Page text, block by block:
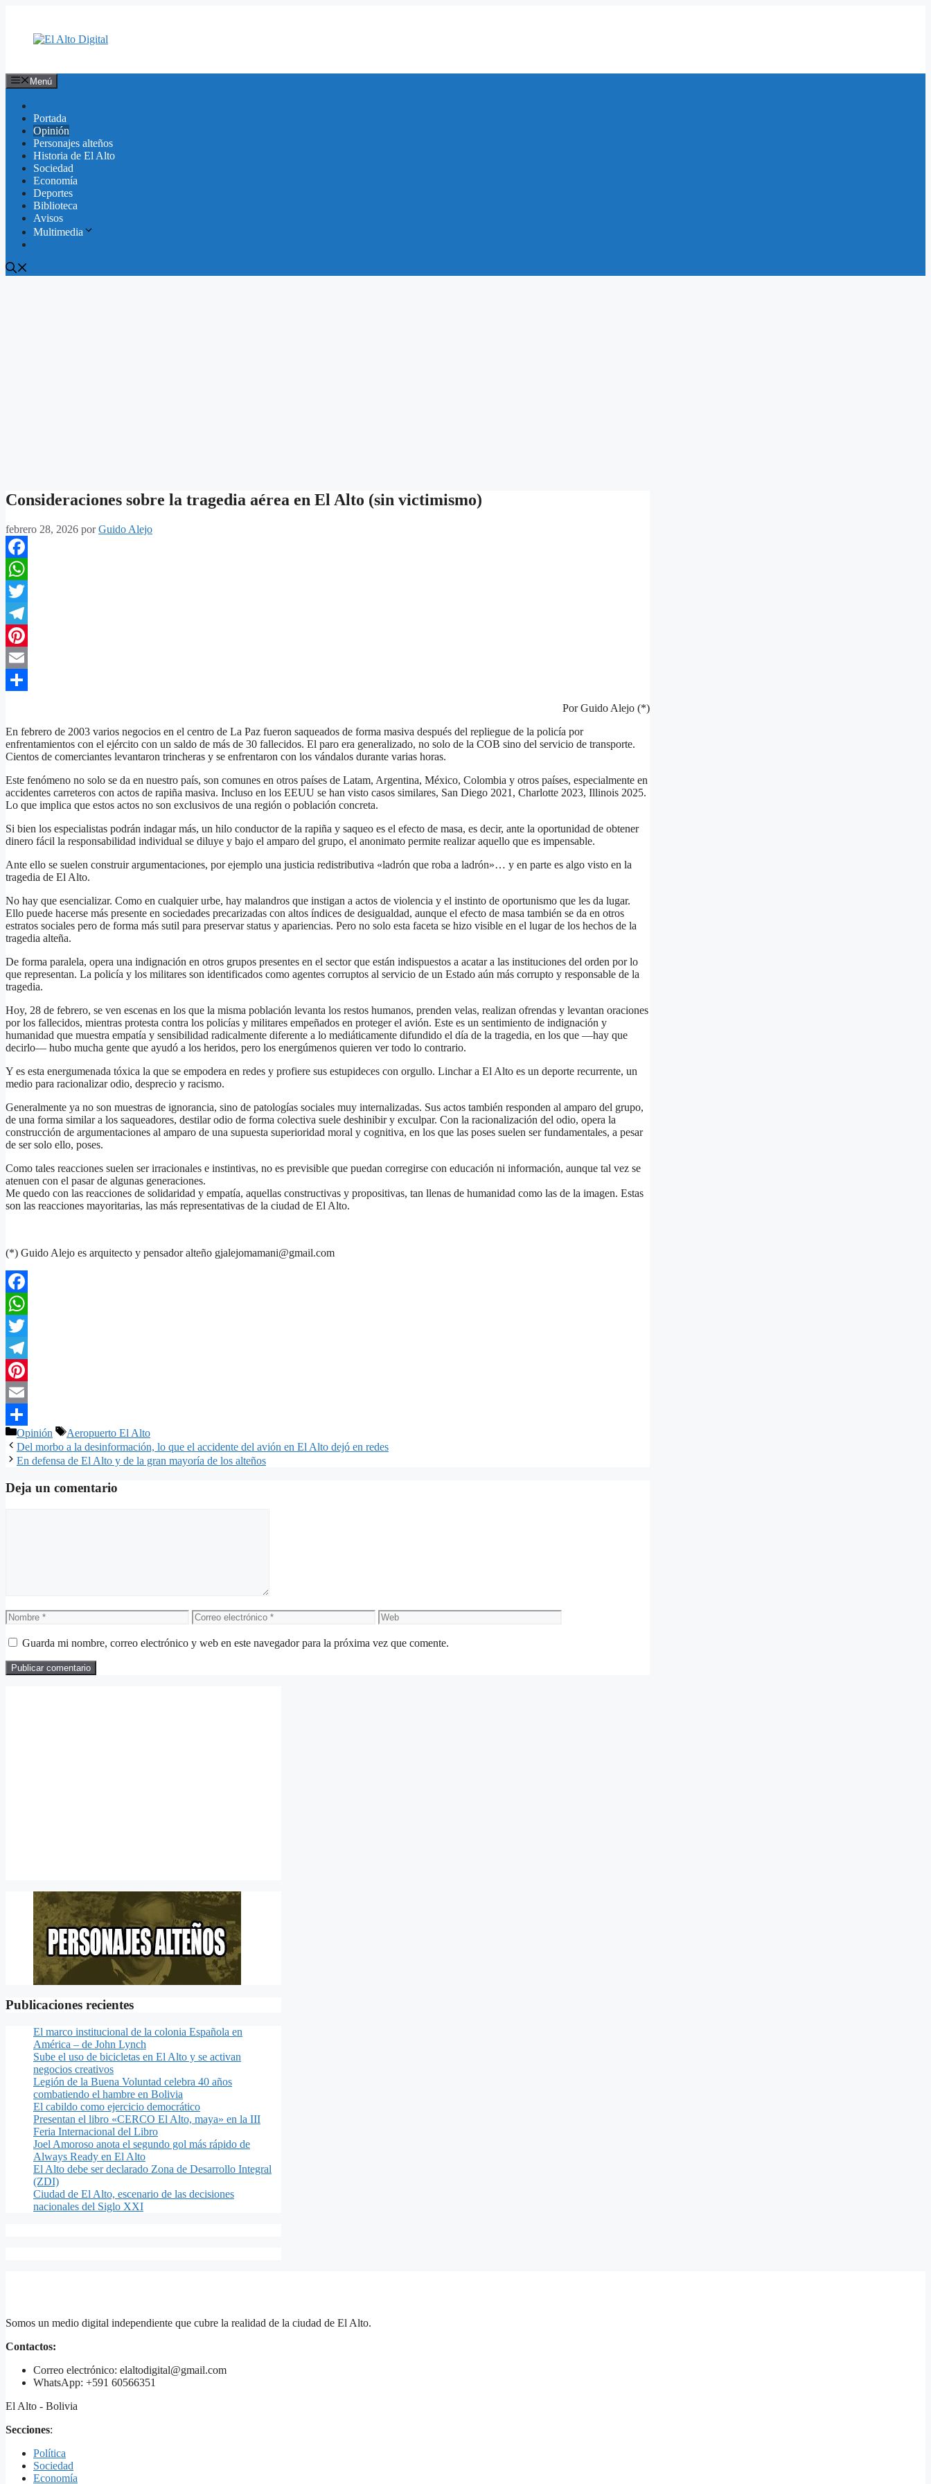
contenido
Menú
Portada
Opinión
Personajes alteños
Historia de El Alto
Sociedad
Economía
Deportes
Biblioteca
Avisos
Multimedia
Consideraciones sobre la tragedia aérea en El Alto (sin victimismo)
febrero 28, 2026 porGuido Alejo
Facebook
WhatsApp
Twitter
Telegram
Pinterest
Email
Por Guido Alejo (*)
En febrero de 2003 varios negocios en el centro de La Paz fueron saqueados de forma masiva después del repliegue de la policía por
enfrentamientos con el ejército con un saldo de más de 30 fallecidos. El paro era generalizado, no solo de la COB sino del servicio de transporte.
Cientos de comerciantes levantaron trincheras y se enfrentaron con los vándalos durante varias horas.
Este fenómeno no solo se da en nuestro país, son comunes en otros países de Latam, Argentina, México, Colombia y otros países, especialmente en
accidentes carreteros con actos de rapiña masiva. Incluso en los EEUU se han visto casos similares, San Diego 2021, Charlotte 2023, Illinois 2025.
Lo que implica que estos actos no son exclusivos de una región o población concreta.
Si bien los especialistas podrán indagar más, un hilo conductor de la rapiña y saqueo es el efecto de masa, es decir, ante la oportunidad de obtener
dinero fácil la responsabilidad individual se diluye y bajo el amparo del grupo, el anonimato permite realizar aquello que es impensable.
Ante ello se suelen construir argumentaciones, por ejemplo una justicia redistributiva «ladrón que roba a ladrón»… y en parte es algo visto en la
tragedia de El Alto.
No hay que esencializar. Como en cualquier urbe, hay malandros que instigan a actos de violencia y el instinto de oportunismo que les da lugar.
Ello puede hacerse más presente en sociedades precarizadas con altos índices de desigualdad, aunque el efecto de masa también se da en otros
estratos sociales pero de forma más sutil para preservar status y apariencias. Pero no solo esta faceta se hizo visible en el lugar de los hechos de la
tragedia alteña.
De forma paralela, opera una indignación en otros grupos presentes en el sector que están indispuestos a acatar a las instituciones del orden por lo
que representan. La policía y los militares son identificados como agentes corruptos al servicio de un Estado aún más corrupto y responsable de la
tragedia.
Hoy, 28 de febrero, se ven escenas en los que la misma población levanta los restos humanos, prenden velas, realizan ofrendas y levantan oraciones
por los fallecidos, mientras protesta contra los policías y militares empeñados en proteger el avión. Este es un sentimiento de indignación y
humanidad que muestra empatía y sensibilidad radicalmente diferente a lo mediáticamente difundido el día de la tragedia, en los que —hay que
decirlo— hubo mucha gente que ayudó a los heridos, pero los energúmenos quieren ver todo lo contrario.
Y es esta energumenada tóxica la que se empodera en redes y profiere sus estupideces con orgullo. Linchar a El Alto es un deporte recurrente, un
medio para racionalizar odio, desprecio y racismo.
Generalmente ya no son muestras de ignorancia, sino de patologías sociales muy internalizadas. Sus actos también responden al amparo del grupo,
de una forma similar a los saqueadores, destilar odio de forma colectiva suele deshinibir y exculpar. Con la racionalización del odio, opera la
construcción de argumentaciones al amparo de una supuesta superioridad moral y cognitiva, en los que las poses suelen ser fundamentales, a pesar
de ser solo ello, poses.
Como tales reacciones suelen ser irracionales e instintivas, no es previsible que puedan corregirse con educación ni información, aunque tal vez se
atenuen con el pasar de algunas generaciones.
Me quedo con las reacciones de solidaridad y empatía, aquellas constructivas y propositivas, tan llenas de humanidad como las de la imagen. Estas
son las reacciones mayoritarias, las más representativas de la ciudad de El Alto.
(*) Guido Alejo es arquitecto y pensador alteño gjalejomamani@gmail.com
Facebook
WhatsApp
Twitter
Telegram
Pinterest
Email
Compartir
Categorías
Opinión Etiquetas
Aeropuerto El Alto
Del morbo a la desinformación, lo que el accidente del avión en El Alto dejó en redes
En defensa de El Alto y de la gran mayoría de los alteños
Deja un comentario
Nombre
Correo
electrónico
Web
Guarda mi nombre, correo electrónico y web en este navegador para la próxima vez que comente.
Publicaciones recientes
El marco institucional de la colonia Española en
América – de John Lynch
Sube el uso de bicicletas en El Alto y se activan
negocios creativos
Legión de la Buena Voluntad celebra 40 años
combatiendo el hambre en Bolivia
El cabildo como ejercicio democrático
Presentan el libro «CERCO El Alto, maya» en la III
Feria Internacional del Libro
Joel Amoroso anota el segundo gol más rápido de
Always Ready en El Alto
El Alto debe ser declarado Zona de Desarrollo Integral
(ZDI)
Ciudad de El Alto, escenario de las decisiones
nacionales del Siglo XXI
Somos un medio digital independiente que cubre la realidad de la ciudad de El Alto.
Contactos:
Correo electrónico: elaltodigital@gmail.com
WhatsApp: +591 60566351
El Alto - Bolivia
Secciones:
Política
Sociedad
Economía